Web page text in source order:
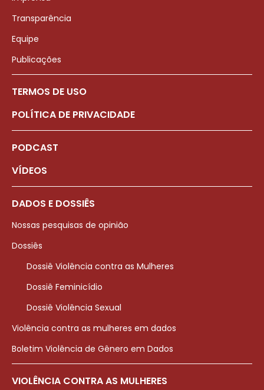
Transparência
Equipe
Publicações
TERMOS DE USO
POLÍTICA DE PRIVACIDADE
PODCAST
VÍDEOS
DADOS E DOSSIÊS
Nossas pesquisas de opinião
Dossiês
Dossiê Violência contra as Mulheres
Dossiê Feminicídio
Dossiê Violência Sexual
Violência contra as mulheres em dados
Boletim Violência de Gênero em Dados
VIOLÊNCIA CONTRA AS MULHERES